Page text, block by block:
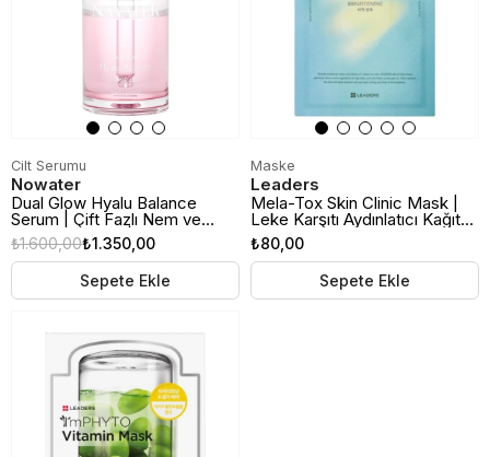
Cilt Serumu
Nowater
Dual Glow Hyalu Balance
Serum | Çift Fazlı Nem ve
Denge Serumu | 30ml
₺1.350,00
₺1.600,00
Sepete Ekle
Maske
Leaders
Mela-Tox Skin Clinic Mask |
Leke Karşıtı Aydınlatıcı Kağıt
Maske
₺80,00
Sepete Ekle